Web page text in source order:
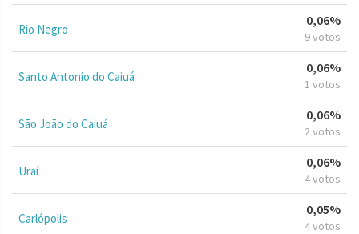
Rio Negro
0,06%
9 votos
Santo Antonio do Caiuá
0,06%
1 votos
São João do Caiuá
0,06%
2 votos
Uraí
0,06%
4 votos
Carlópolis
0,05%
4 votos